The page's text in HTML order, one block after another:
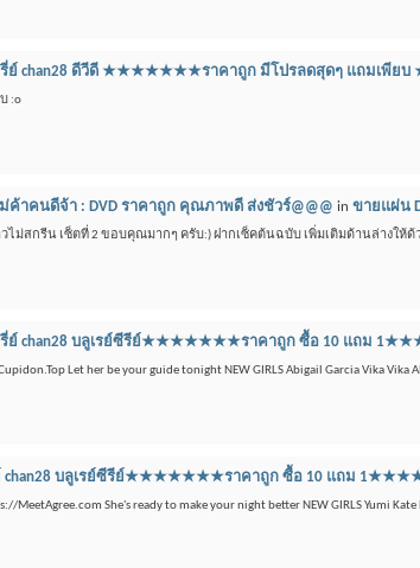
ย์ chan28 ดีวีดี ★★★★★★★ราคาถูก มีโปรลดสุดๆ แถมเ
:o
ม่ค้าคนดีจ้า : DVD ราคาถูก คุณภาพดี ส่งชัวร์@@@ in ขายแผ่น
ม่สกรีน เซ็ตที่ 2 ขอบคุณมากๆ ครับ:) ฝากเซ็คต้นฉบับ เพิ่มเติมด้านล่างให้ด้
ย์ chan28 บลูเรย์ซีรีย์★★★★★★★ราคาถูก ซื้อ 10 แถม
Let her be your guide tonight NEW GIRLS Abigail Garcia Vika Vika
chan28 บลูเรย์ซีรีย์★★★★★★★ราคาถูก ซื้อ 10 แถม
MeetAgree.com She's ready to make your night better NEW GIRLS Yumi Kate